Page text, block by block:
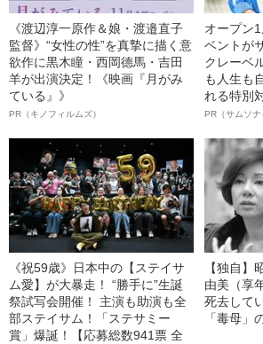
《渡辺淳一原作＆娘・渡邉直子
監督》“女性の性”を真摯に描く意
欲作に黒木瞳・西岡德馬・吉田
羊が出演決定！《映画『月がみ
ている』》
PR（キノフィルムズ）
オープン
ベントが
クレーベ
も人生も
れる特別
PR（サムソナ
《祝59歳》日本中の【ステイサ
ム愛】が大暴走！ “勝手に”生誕
祭試写会開催！ 主演も助演も全
部ステイサム！「ステサミー
賞」爆誕！【応募総数941票 全
【独自】
由美（享
死去して
「毒母」